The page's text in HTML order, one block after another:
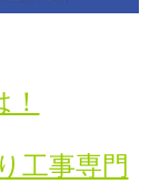
工事専門